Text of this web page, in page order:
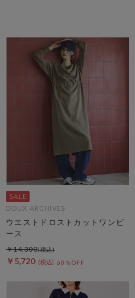
DOUX ARCHIVES
ウエストドロストカットワンピ
ース
￥5,720 60％OFF
￥14,300